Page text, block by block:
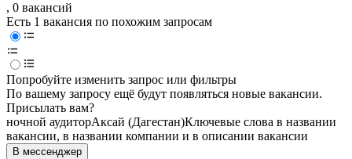
, 0 вакансий
Есть 1 вакансия по похожим запросам
Попробуйте изменить запрос или фильтры
По вашему запросу ещё будут появляться новые вакансии.
Присылать вам?
ночной аудиторАксай (Дагестан)Ключевые слова в названии
вакансии, в названии компании и в описании вакансии
В мессенджер